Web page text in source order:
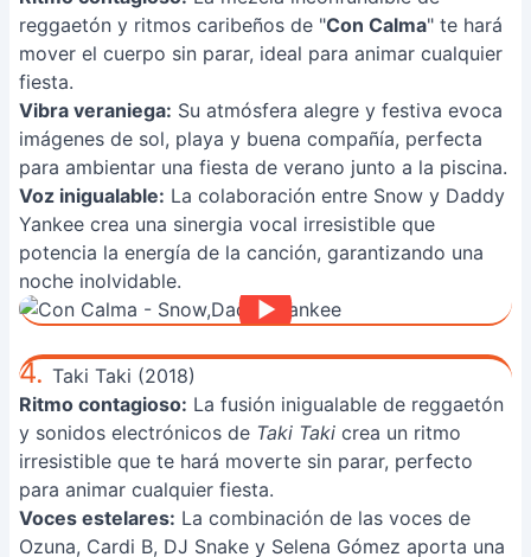
reggaetón y ritmos caribeños de "Con Calma" te hará
mover el cuerpo sin parar, ideal para animar cualquier
fiesta.
Vibra veraniega: Su atmósfera alegre y festiva evoca
imágenes de sol, playa y buena compañía, perfecta
para ambientar una fiesta de verano junto a la piscina.
Voz inigualable: La colaboración entre Snow y Daddy
Yankee crea una sinergia vocal irresistible que
potencia la energía de la canción, garantizando una
noche inolvidable.
4. Taki Taki (2018)
Ritmo contagioso: La fusión inigualable de reggaetón
y sonidos electrónicos de Taki Taki crea un ritmo
irresistible que te hará moverte sin parar, perfecto
para animar cualquier fiesta.
Voces estelares: La combinación de las voces de
Ozuna, Cardi B, DJ Snake y Selena Gómez aporta una